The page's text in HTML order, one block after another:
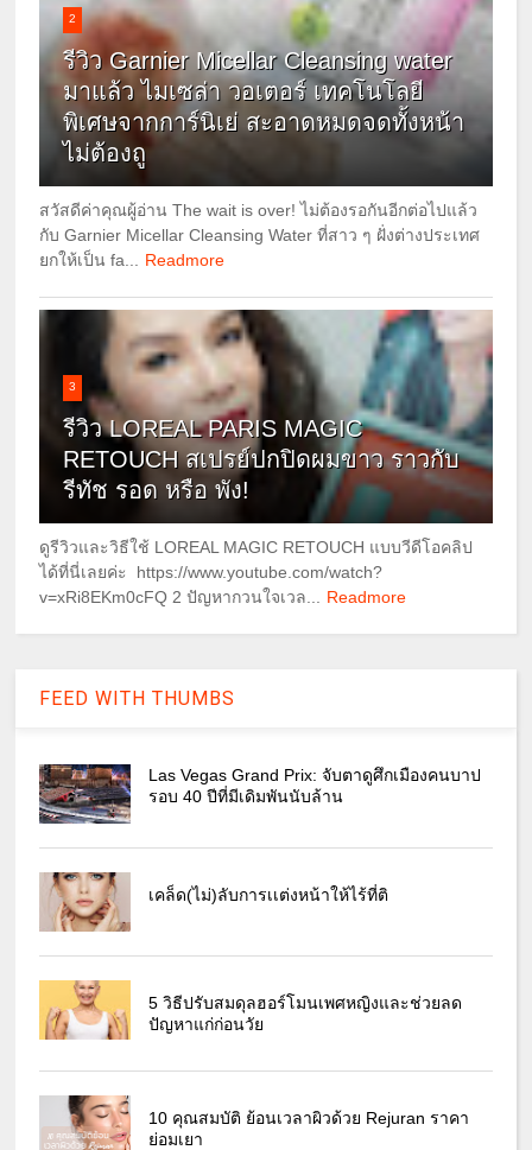
2
รีวิว Garnier Micellar Cleansing water
มาแล้ว ไมเซล่า วอเตอร์ เทคโนโลยี
พิเศษจากการ์นิเย่ สะอาดหมดจดทั้งหน้า
ไม่ต้องถู
สวัสดีค่าคุณผู้อ่าน The wait is over! ไม่ต้องรอกันอีกต่อไปแล้ว
กับ Garnier Micellar Cleansing Water ที่สาว ๆ ฝั่งต่างประเทศ
ยกให้เป็น fa...
Readmore
3
รีวิว LOREAL PARIS MAGIC
RETOUCH สเปรย์ปกปิดผมขาว ราวกับ
รีทัช รอด หรือ พัง!
ดูรีวิวและวิธีใช้ LOREAL MAGIC RETOUCH แบบวีดีโอคลิป
ได้ที่นี่เลยค่ะ https://www.youtube.com/watch?
v=xRi8EKm0cFQ 2 ปัญหากวนใจเวล...
Readmore
FEED WITH THUMBS
Las Vegas Grand Prix: จับตาดูศึกเมืองคนบาป
รอบ 40 ปีที่มีเดิมพันนับล้าน
เคล็ด(ไม่)ลับการเเต่งหน้าให้ไร้ที่ติ
5 วิธีปรับสมดุลฮอร์โมนเพศหญิงและช่วยลด
ปัญหาแก่ก่อนวัย
10 คุณสมบัติ ย้อนเวลาผิวด้วย Rejuran ราคา
ย่อมเยา